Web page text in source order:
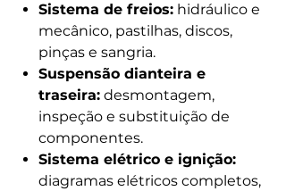
Sistema de freios: hidráulico e
mecânico, pastilhas, discos,
pinças e sangria.
Suspensão dianteira e
traseira: desmontagem,
inspeção e substituição de
componentes.
Sistema elétrico e ignição:
diagramas elétricos completos,